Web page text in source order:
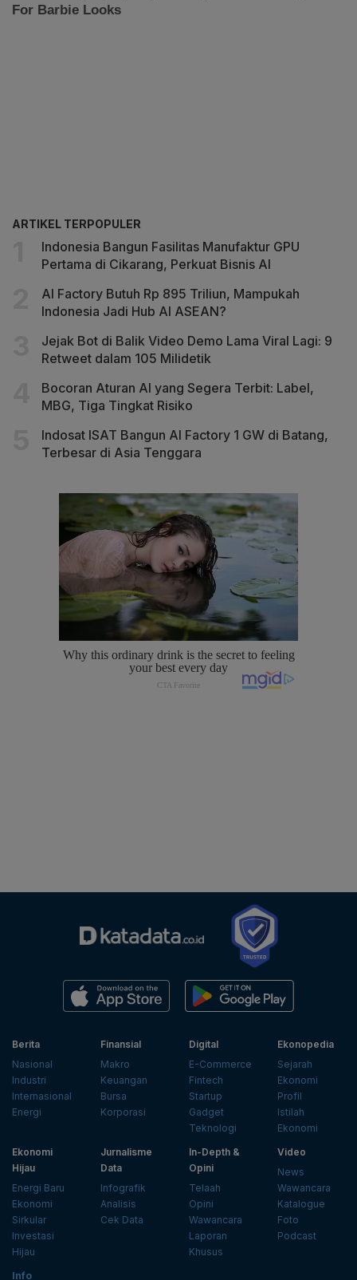
ARTIKEL TERPOPULER
Indonesia Bangun Fasilitas Manufaktur GPU
Pertama di Cikarang, Perkuat Bisnis AI
AI Factory Butuh Rp 895 Triliun, Mampukah
Indonesia Jadi Hub AI ASEAN?
Jejak Bot di Balik Video Demo Lama Viral Lagi: 9
Retweet dalam 105 Milidetik
Bocoran Aturan AI yang Segera Terbit: Label,
MBG, Tiga Tingkat Risiko
Indosat ISAT Bangun AI Factory 1 GW di Batang,
Terbesar di Asia Tenggara
Berita
Nasional
Industri
Internasional
Energi
Finansial
Makro
Keuangan
Bursa
Korporasi
Digital
E-Commerce
Fintech
Startup
Gadget
Teknologi
Ekonopedia
Sejarah
Ekonomi
Profil
Istilah
Ekonomi
Ekonomi
Hijau
Energi Baru
Ekonomi
Sirkular
Investasi
Hijau
Jurnalisme
Data
Infografik
Analisis
Cek Data
In-Depth &
Opini
Telaah
Opini
Wawancara
Laporan
Khusus
Video
News
Wawancara
Katalogue
Foto
Podcast
Info